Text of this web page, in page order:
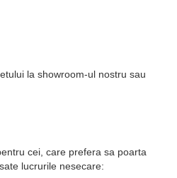
la showroom-ul nostru sau
cei, care prefera sa poarta
lucrurile nesecare: